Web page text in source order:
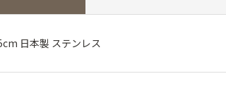
日本製 ステンレス